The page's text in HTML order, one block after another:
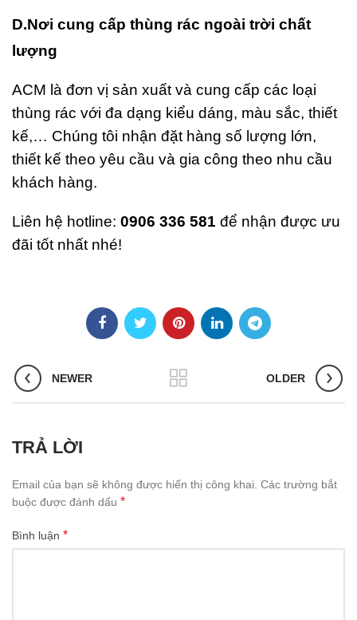
D.Nơi cung cấp thùng rác ngoài trời chất
lượng
ACM là đơn vị sản xuất và cung cấp các loại
thùng rác với đa dạng kiểu dáng, màu sắc, thiết
kế,… Chúng tôi nhận đặt hàng số lượng lớn,
thiết kế theo yêu cầu và gia công theo nhu cầu
khách hàng.
Liên hệ hotline: 0906 336 581 để nhận được ưu
đãi tốt nhất nhé!
NEWER OLDER
TRẢ LỜI
Email của bạn sẽ không được hiển thị công khai. Các trường bắt
buộc được đánh dấu *
Bình luận *